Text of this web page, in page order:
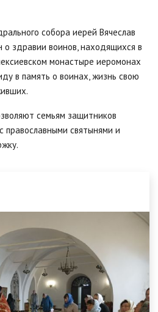
собора иерей Вячеслав
здравии воинов, находящихся в
монастыре иеромонах
в память о воинах, жизнь свою
семьям защитников
православными святынями и